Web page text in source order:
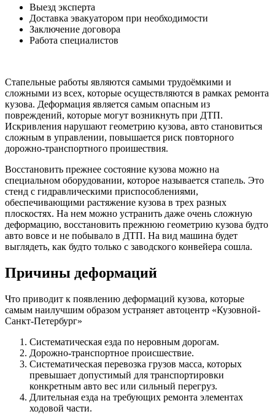
Выезд эксперта
Доставка эвакуатором при необходимости
Заключение договора
Работа специалистов
Стапельные работы являются самыми трудоёмкими и
сложными из всех, которые осуществляются в рамках ремонта
кузова. Деформация является самым опасным из
повреждений, которые могут возникнуть при ДТП.
Искривления нарушают геометрию кузова, авто становиться
сложным в управлении, повышается риск повторного
дорожно-транспортного проишествия.
Восстановить прежнее состояние кузова можно на
специальном оборудовании, которое называется стапель. Это
стенд с гидравлическими приспособлениями,
обеспечивающими растяжение кузова в трех разных
плоскостях. На нем можно устранить даже очень сложную
деформацию, восстановить прежнюю геометрию кузова будто
авто вовсе и не побывало в ДТП. На вид машина будет
выглядеть, как будто только с заводского конвейера сошла.
Причины деформаций
Что приводит к появлению деформаций кузова, которые
самым наилучшим образом устраняет автоцентр «Кузовной-
Санкт-Петербург»
Систематическая езда по неровным дорогам.
Дорожно-транспортное происшествие.
Систематическая перевозка грузов масса, которых
превышает допустимый для транспортировки
конкретным авто вес или сильный перегруз.
Длительная езда на требующих ремонта элементах
ходовой части.